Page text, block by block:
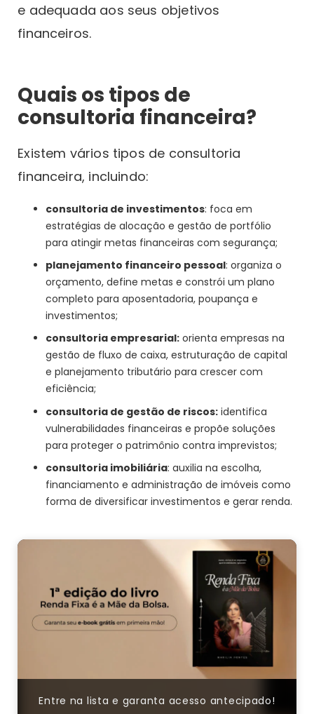
e adequada aos seus objetivos
financeiros.
Quais os tipos de
consultoria financeira?
Existem vários tipos de consultoria
financeira, incluindo:
consultoria de investimentos: foca em
estratégias de alocação e gestão de portfólio
para atingir metas financeiras com segurança;
planejamento financeiro pessoal: organiza o
orçamento, define metas e constrói um plano
completo para aposentadoria, poupança e
investimentos;
consultoria empresarial: orienta empresas na
gestão de fluxo de caixa, estruturação de capital
e planejamento tributário para crescer com
eficiência;
consultoria de gestão de riscos: identifica
vulnerabilidades financeiras e propõe soluções
para proteger o patrimônio contra imprevistos;
consultoria imobiliária: auxilia na escolha,
financiamento e administração de imóveis como
forma de diversificar investimentos e gerar renda.
Entre na lista e garanta acesso antecipado!